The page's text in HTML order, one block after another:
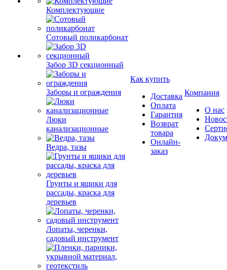
Комплектующие
Сотовый поликарбонат
Забор 3D секционный
Заборы и ограждения
Люки
канализационные
Ведра, тазы
Грунты и ящики для
рассады, краска для
деревьев
Лопаты, черенки,
садовый инструмент
Как купить
Доставка
Оплата
Гарантия
Возврат
товара
Онлайн-
заказ
Компания
О нас